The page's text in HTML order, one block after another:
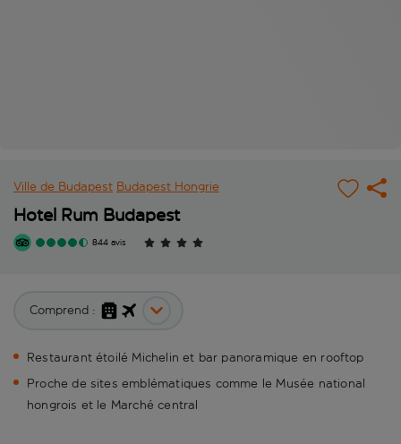
Ville de Budapest Budapest Hongrie
Hotel Rum Budapest
844 avis
Comprend :
Restaurant étoilé Michelin et bar panoramique en rooftop
Proche de sites emblématiques comme le Musée national
hongrois et le Marché central